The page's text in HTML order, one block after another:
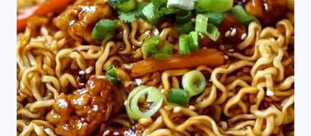
HAT,
GENIAL
FUR
KALTEN
WINTERTAGEN!